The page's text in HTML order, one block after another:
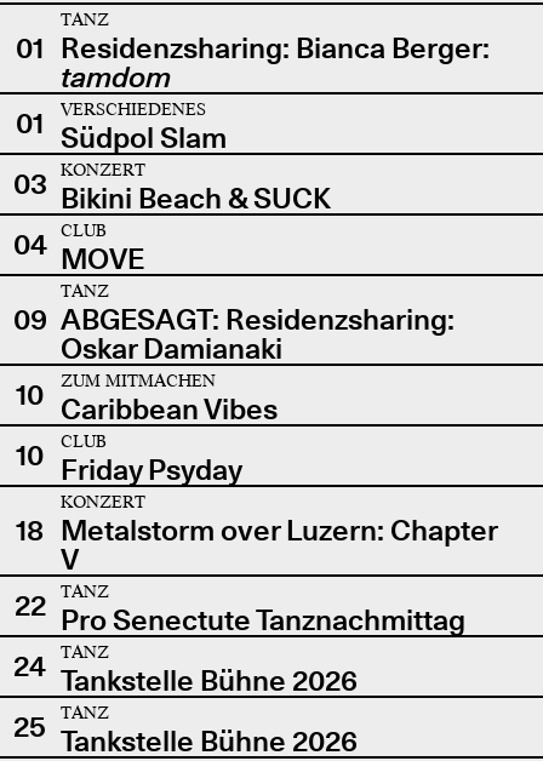
01
TANZ
Residenzsharing: Bianca Berger:
tamdom
01
VERSCHIEDENES
Südpol Slam
03
KONZERT
Bikini Beach & SUCK
04
CLUB
MOVE
09
TANZ
ABGESAGT: Residenzsharing:
Oskar Damianaki
10
ZUM MITMACHEN
Caribbean Vibes
10
CLUB
Friday Psyday
18
KONZERT
Metalstorm over Luzern: Chapter
V
22
TANZ
Pro Senectute Tanznachmittag
24
TANZ
Tankstelle Bühne 2026
25
TANZ
Tankstelle Bühne 2026